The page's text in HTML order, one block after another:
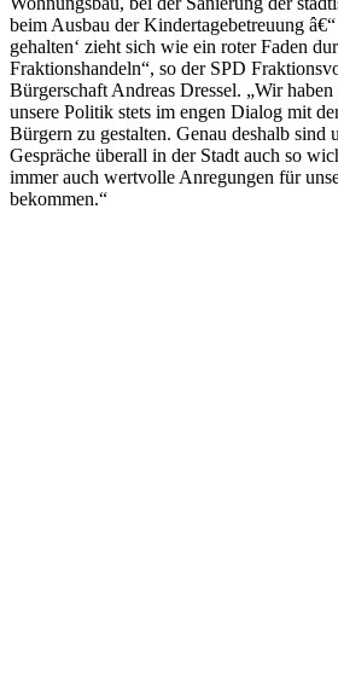
beim Ausbau der Kindertagebetreuung
gehalten‘ zieht sich wie ein roter Faden
Fraktionshandeln“, so der SPD
Bürgerschaft Andreas Dressel. „Wir
unsere Politik stets im engen Dialog mit
Bürgern zu gestalten. Genau deshalb sind
Gespräche überall in der Stadt auch so
immer auch wertvolle Anregungen für
bekommen.“